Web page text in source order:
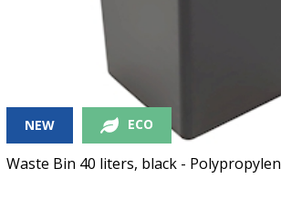
NEW ECO
Waste Bin 40 liters, black -